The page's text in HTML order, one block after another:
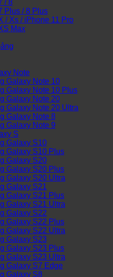
/ 8
Plus / 8 Plus
/ Xs / iPhone 11 Pro
Max
Note
Galaxy Note 10
Galaxy Note 10 Plus
Galaxy Note 20
Galaxy Note 20 Ultra
Galaxy Note 8
Galaxy Note 9
S
Galaxy S10
Galaxy S10 Plus
Galaxy S20
Galaxy S20 Plus
Galaxy S20 Ultra
Galaxy S21
Galaxy S21 Plus
Galaxy S21 Ultra
Galaxy S22
Galaxy S22 Plus
Galaxy S22 Ultra
Galaxy S23
Galaxy S23 Plus
Galaxy S23 Ultra
Galaxy S7 Edge
Galaxy S8